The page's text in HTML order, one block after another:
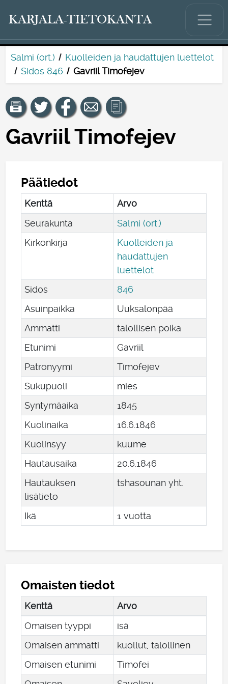
KARJALA-TIETOKANTA
Salmi (ort.)
Kuolleiden ja haudattujen luettelot
Sidos 846
Gavriil Timofejev
Gavriil Timofejev
Päätiedot
Kenttä
Arvo
Seurakunta
Salmi (ort.)
Kirkonkirja
Kuolleiden ja
haudattujen
luettelot
Sidos
846
Asuinpaikka
Uuksalonpää
Ammatti
talollisen poika
Etunimi
Gavriil
Patronyymi
Timofejev
Sukupuoli
mies
Syntymäaika
1845
Kuolinaika
16 61846
Kuolinsyy
kuume
Hautausaika
20 61846
Hautauksen
lisätieto
tshasounan yht.
Ikä 1 vuotta
Omaisten tiedot
Kenttä
Arvo
Omaisen tyyppi
isä
Omaisen ammatti
kuollut, talollinen
Omaisen etunimi
Timofei